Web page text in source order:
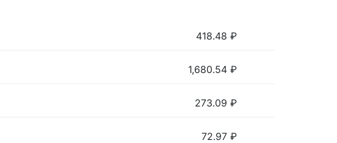
418.48 ₽
1,680.54 ₽
273.09 ₽
72.97 ₽